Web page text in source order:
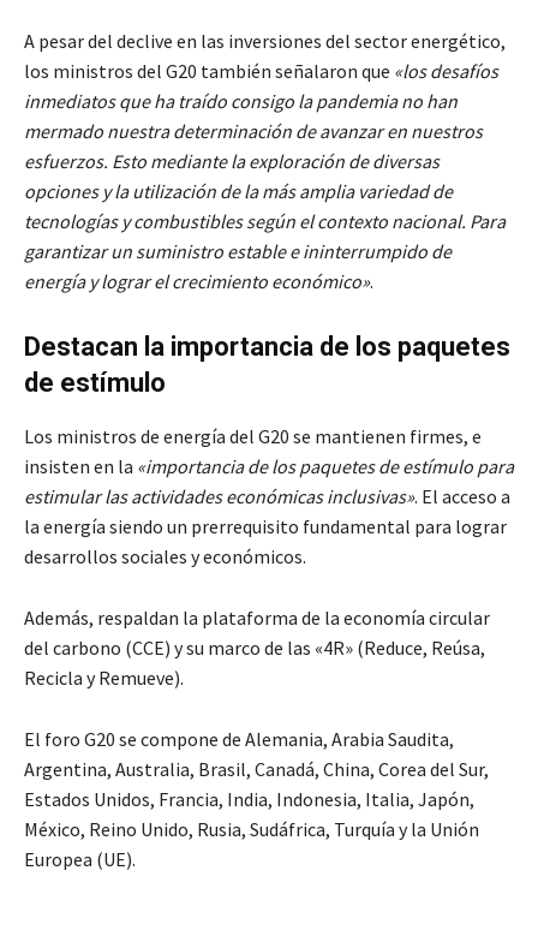
A pesar del declive en las inversiones del sector energético,
los ministros del G20 también señalaron que «los desafíos
inmediatos que ha traído consigo la pandemia no han
mermado nuestra determinación de avanzar en nuestros
esfuerzos. Esto mediante la exploración de diversas
opciones y la utilización de la más amplia variedad de
tecnologías y combustibles según el contexto nacional. Para
garantizar un suministro estable e ininterrumpido de
energía y lograr el crecimiento económico».
Destacan la importancia de los paquetes
de estímulo
Los ministros de energía del G20 se mantienen firmes, e
insisten en la «importancia de los paquetes de estímulo para
estimular las actividades económicas inclusivas». El acceso a
la energía siendo un prerrequisito fundamental para lograr
desarrollos sociales y económicos.
Además, respaldan la plataforma de la economía circular
del carbono (CCE) y su marco de las «4R» (Reduce, Reúsa,
Recicla y Remueve).
El foro G20 se compone de Alemania, Arabia Saudita,
Argentina, Australia, Brasil, Canadá, China, Corea del Sur,
Estados Unidos, Francia, India, Indonesia, Italia, Japón,
México, Reino Unido, Rusia, Sudáfrica, Turquía y la Unión
Europea (UE).